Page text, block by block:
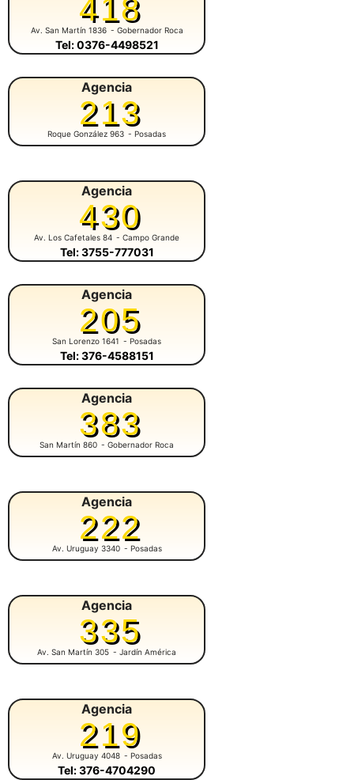
418
Av. San Martín 1836 - Gobernador Roca
Tel: 0376-4498521
Agencia
213
Roque González 963 - Posadas
Agencia
430
Av. Los Cafetales 84 - Campo Grande
Tel: 3755-777031
Agencia
205
San Lorenzo 1641 - Posadas
Tel: 376-4588151
Agencia
383
San Martín 860 - Gobernador Roca
Agencia
222
Av. Uruguay 3340 - Posadas
Agencia
335
Av. San Martín 305 - Jardín América
Agencia
219
Av. Uruguay 4048 - Posadas
Tel: 376-4704290